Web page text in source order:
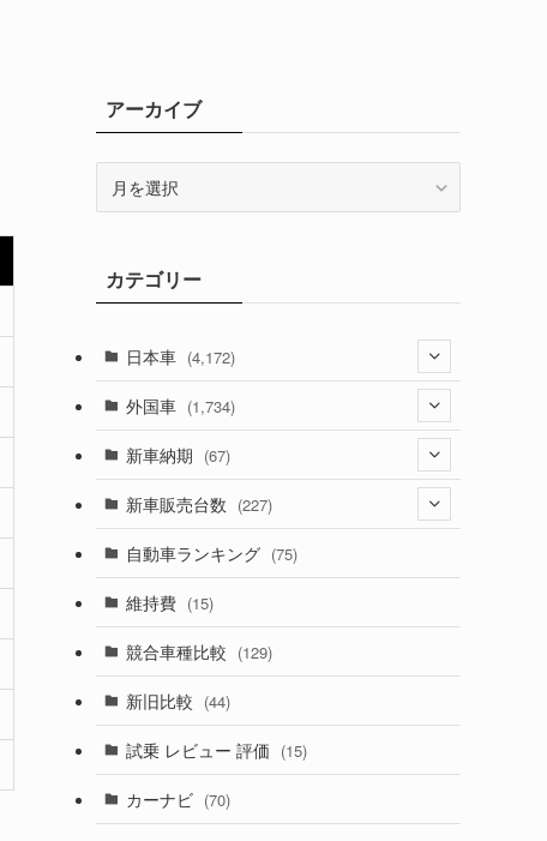
アーカイブ
ブカテゴリー
日本車 (4,172)
(1,321)
(329)
(525)
(357)
(328)
(194)
(230)
(253)
外国車 (1,734)
(188)
(242)
(85)
(84)
(14)
(222)
(50)
(58)
新車納期 (67)
(28)
(8)
(3)
(3)
(5)
(1)
新車販売台数 (227)
(21)
(5)
(7)
(5)
自動車ランキング (75)
維持費 (15)
競合車種比較 (129)
新旧比較 (44)
試乗 レビュー 評価 (15)
カーナビ (70)